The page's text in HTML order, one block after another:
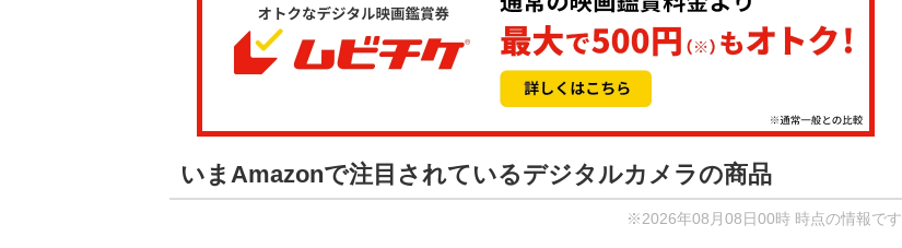
いまAmazonで注目されているデジタルカメラの商品
※2026年08月08日00時 時点の情報です